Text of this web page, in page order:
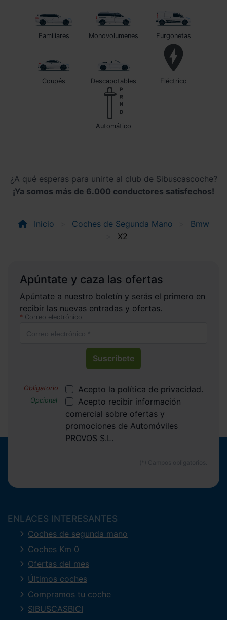
Familiares Monovolumenes Furgonetas
Coupés Descapotables Eléctrico
automático
¿A qué esperas para unirte al club de Sibuscascoche?
¡Ya somos más de 6.000 conductores satisfechos!
Inicio Coches de Segunda Mano
Bmw
X2
Apúntate y caza las ofertas
Apúntate a nuestro boletín y serás el primero en
recibir las nuevas entradas y ofertas.
Correo electrónico
Suscríbete
Acepto la política de privacidad.
Acepto recibir información
comercial sobre ofertas y
promociones de Automóviles
PROVOS S.L.
ENLACES INTERESANTES
Coches de segunda mano
Coches Km 0
Ofertas del mes
Últimos coches
Compramos tu coche
SIBUSCASBICI